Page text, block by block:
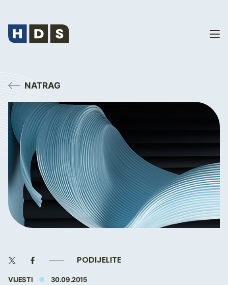
NATRAG
PODIJELITE
VIJESTI 30.09.2015